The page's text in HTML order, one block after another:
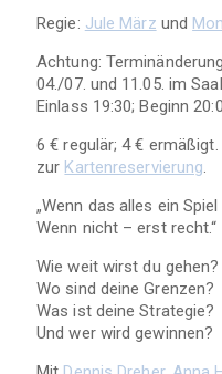
Regie: Jule März und
Achtung:
04./07. und 11.05. im
Einlass 19:30; Beginn
6 € regulär; 4 € ermäßigt.
zur Kartenreservierung.
„Wenn das alles ein
Wenn nicht – erst recht.“
Wie weit wirst du gehen?
Wo sind deine Grenzen?
Was ist deine Strategie?
Und wer wird gewinnen?